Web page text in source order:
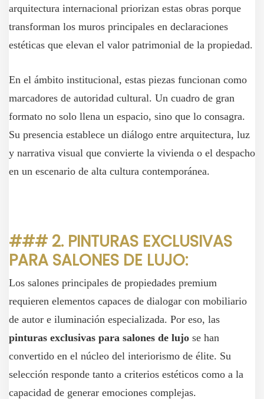
arquitectura internacional priorizan estas obras porque
transforman los muros principales en declaraciones
estéticas que elevan el valor patrimonial de la propiedad.
En el ámbito institucional, estas piezas funcionan como
marcadores de autoridad cultural. Un cuadro de gran
formato no solo llena un espacio, sino que lo consagra.
Su presencia establece un diálogo entre arquitectura, luz
y narrativa visual que convierte la vivienda o el despacho
en un escenario de alta cultura contemporánea.
### 2. PINTURAS EXCLUSIVAS
PARA SALONES DE LUJO:
Los salones principales de propiedades premium
requieren elementos capaces de dialogar con mobiliario
de autor e iluminación especializada. Por eso, las
pinturas exclusivas para salones de lujo se han
convertido en el núcleo del interiorismo de élite. Su
selección responde tanto a criterios estéticos como a la
capacidad de generar emociones complejas.